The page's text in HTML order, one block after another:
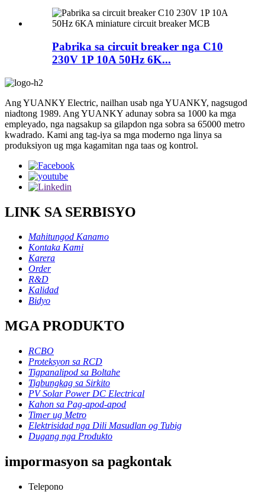
Pabrika sa circuit breaker nga C10
230V 1P 10A 50Hz 6K...
Ang YUANKY Electric, nailhan usab nga YUANKY, nagsugod
niadtong 1989. Ang YUANKY adunay sobra sa 1000 ka mga
empleyado, nga nagsakup sa gilapdon nga sobra sa 65000 metro
kwadrado. Kami ang tag-iya sa mga moderno nga linya sa
produksiyon ug mga kagamitan nga taas og kontrol.
LINK SA SERBISYO
Mahitungod Kanamo
Kontaka Kami
Karera
Order
R&D
Kalidad
Bidyo
MGA PRODUKTO
RCBO
Proteksyon sa RCD
Tigpanalipod sa Boltahe
Tigbungkag sa Sirkito
PV Solar Power DC Electrical
Kahon sa Pag-apod-apod
Timer ug Metro
Elektrisidad nga Dili Masudlan og Tubig
Dugang nga Produkto
impormasyon sa pagkontak
Telepono